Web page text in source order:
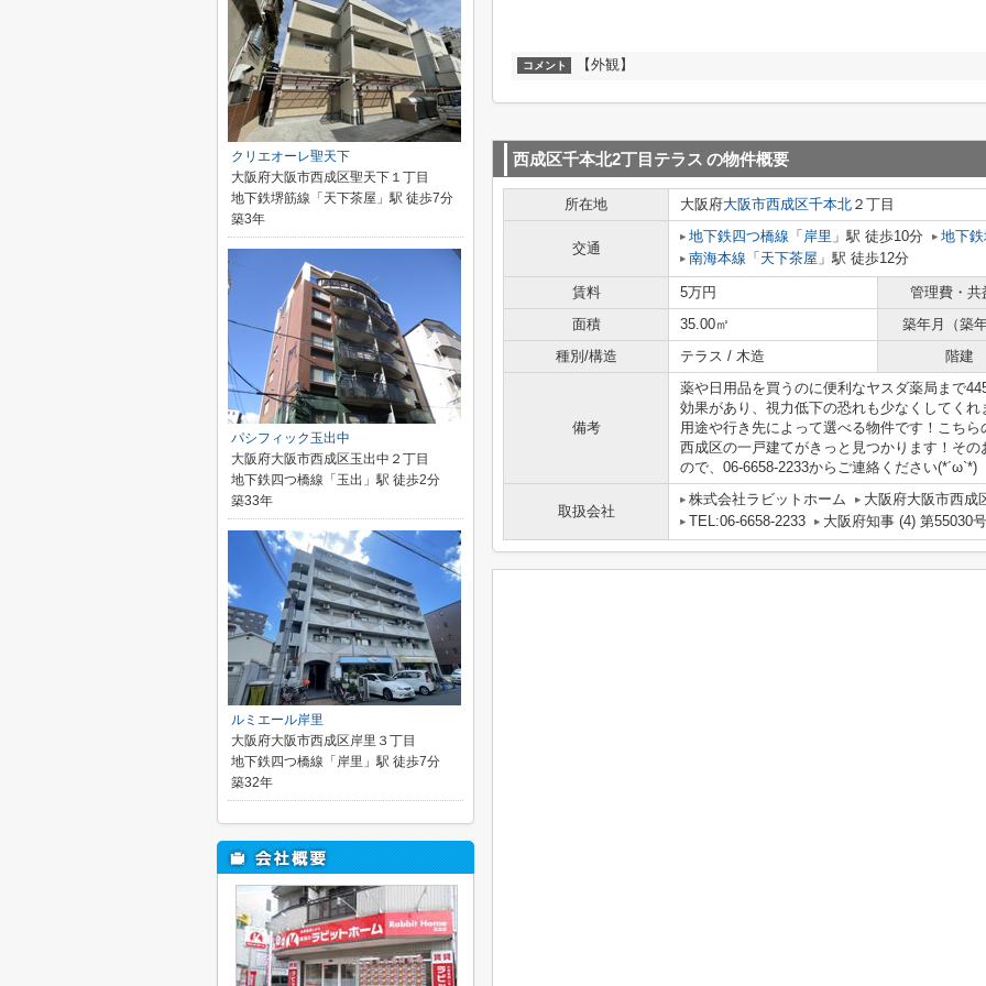
コメント 【外観】
西成区千本北2丁目テラス の物件概要
所在地 大阪府大阪市西成区千本北 ２丁目
交通
地下鉄四つ橋線 「 岸里 」駅 徒歩10分 地下
南海本線 「 天下茶屋 」駅 徒歩12分
賃料 5万円 管理費・共
面積
35.00㎡ 築年月（築年
種別/構造
テラス / 木造 階建
備考
薬や日用品を買うのに便利なヤスダ薬局まで
効果があり、視力低下の恐れも少なくしてく
用途や行き先によって選べる物件です！こち
西成区の一戸建てがきっと見つかります！そ
ので、06-6658-2233からご連絡ください(*´ω`*)
取扱会社
株式会社ラビットホーム
大阪府大阪市西成
TEL:06-6658-2233
大阪府知事 (4) 第55030号
クリエオーレ聖天下
大阪府大阪市西成区聖天下１丁目
地下鉄堺筋線「天下茶屋」駅 徒歩7分
築3年
パシフィック玉出中
大阪府大阪市西成区玉出中２丁目
地下鉄四つ橋線「玉出」駅 徒歩2分
築33年
ルミエール岸里
大阪府大阪市西成区岸里３丁目
地下鉄四つ橋線「岸里」駅 徒歩7分
築32年